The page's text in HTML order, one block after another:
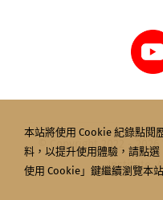
© Copyright 2022 -
Institute.
本站將使用 Cookie 紀錄點閱
料，以提升使用體驗，請點選
使用 Cookie」鍵繼續瀏覽本站